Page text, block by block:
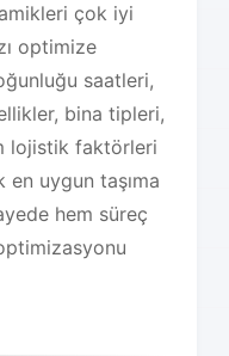
çok iyi
optimize
saatleri,
bina tipleri,
lojistik faktörleri
en uygun taşıma
hem süreç